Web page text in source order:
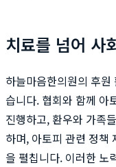
치료를 넘어 사
하늘마음한의원의 후
습니다. 협회와 함께 아
진행하고, 환우와 가족
하며, 아토피 관련 정책
을 펼칩니다. 이러한 노